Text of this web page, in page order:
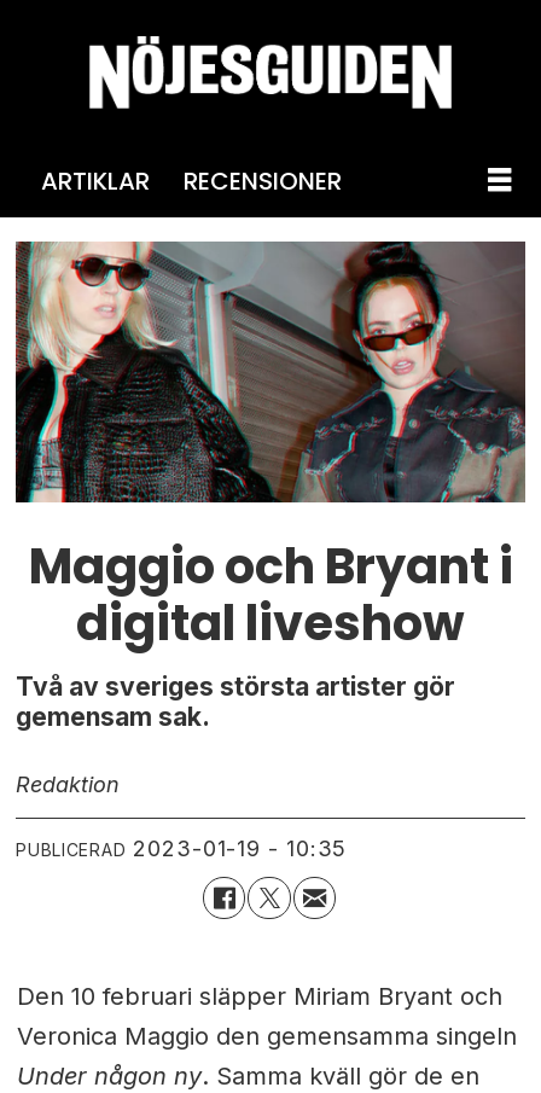
ARTIKLAR RECENSIONER
Maggio och Bryant i
digital liveshow
Två av sveriges största artister gör
gemensam sak.
Redaktion
PUBLICERAD 2023-01-19 - 10:35
Den 10 februari släpper Miriam Bryant och
Veronica Maggio den gemensamma singeln
Under någon ny. Samma kväll gör de en